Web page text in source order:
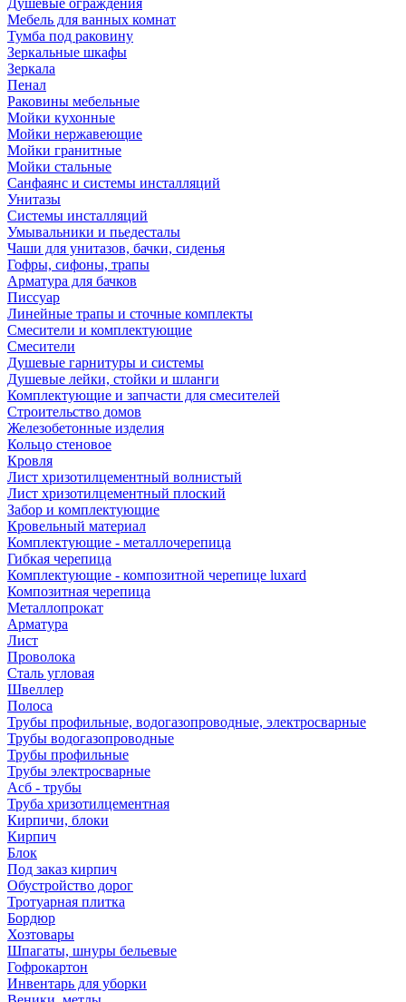
Душевые ограждения
Мебель для ванных комнат
Тумба под раковину
Зеркальные шкафы
Зеркала
Пенал
Раковины мебельные
Мойки кухонные
Мойки нержавеющие
Мойки гранитные
Мойки стальные
Санфаянс и системы инсталляций
Унитазы
Системы инсталляций
Умывальники и пьедесталы
Чаши для унитазов, бачки, сиденья
Гофры, сифоны, трапы
Арматура для бачков
Писсуар
Линейные трапы и сточные комплекты
Смесители и комплектующие
Смесители
Душевые гарнитуры и системы
Душевые лейки, стойки и шланги
Комплектующие и запчасти для смесителей
Строительство домов
Железобетонные изделия
Кольцо стеновое
Кровля
Лист хризотилцементный волнистый
Лист хризотилцементный плоский
Забор и комплектующие
Кровельный материал
Комплектующие - металлочерепица
Гибкая черепица
Комплектующие - композитной черепице luxard
Композитная черепица
Металлопрокат
Арматура
Лист
Проволока
Сталь угловая
Швеллер
Полоса
Трубы профильные, водогазопроводные, электросварные
Трубы водогазопроводные
Трубы профильные
Трубы электросварные
Асб - трубы
Труба хризотилцементная
Кирпичи, блоки
Кирпич
Блок
Под заказ кирпич
Обустройство дорог
Тротуарная плитка
Бордюр
Хозтовары
Шпагаты, шнуры бельевые
Гофрокартон
Инвентарь для уборки